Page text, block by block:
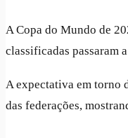
A Copa do Mundo de
classificadas passaram
A expectativa em torno
das federações,